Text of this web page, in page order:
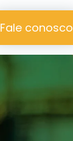
Fale conosco